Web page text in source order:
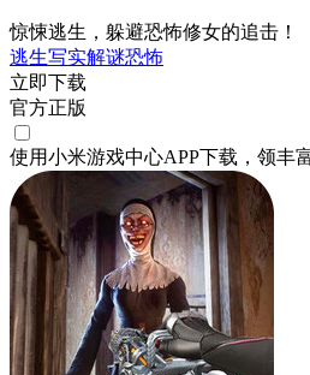
惊悚逃生，躲避恐怖修女的追击！
逃生写实解谜恐怖
立即下载
官方正版
使用小米游戏中心APP下载 ，领丰